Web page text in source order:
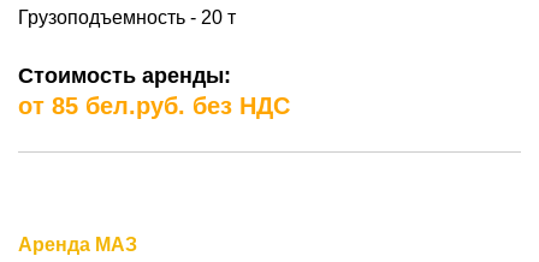
Грузоподъемность - 20 т
Стоимость аренды:
от 85 бел.руб. без НДС
Аренда МАЗ